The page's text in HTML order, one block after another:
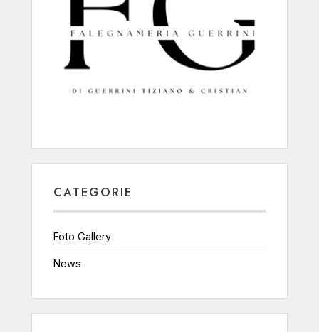
CATEGORIE
Foto Gallery
News